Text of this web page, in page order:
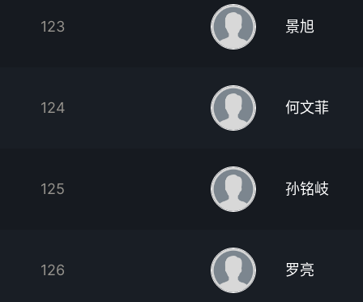
123 景旭
124 何文菲
125 孙铭岐
126 罗亮